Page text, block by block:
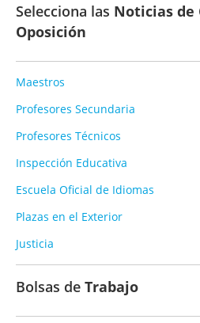
Selecciona las Noticias de
Oposición
Maestros
Profesores Secundaria
Profesores Técnicos
Inspección Educativa
Escuela Oficial de Idiomas
Plazas en el Exterior
Justicia
Bolsas de Trabajo